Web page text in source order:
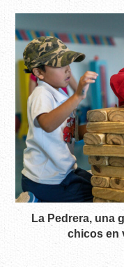
La Pedrera, una
chicos en